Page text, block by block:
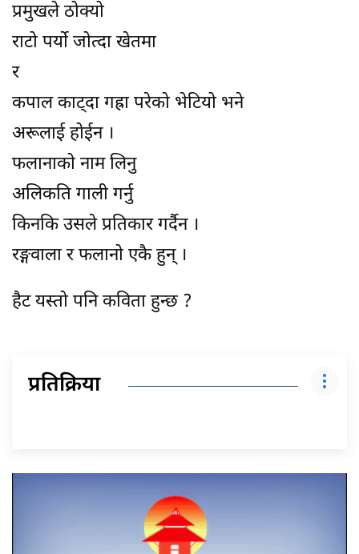
प्रमुखले ठोक्यो
राटो पर्यो जोत्दा खेतमा
र
कपाल काट्दा गह्रा परेको भेटियो भने
अरूलाई होईन ।
फलानाको नाम लिनु
अलिकति गाली गर्नु
किनकि उसले प्रतिकार गर्दैन ।
रङ्गवाला र फलानो एकै हुन् ।
हैट यस्तो पनि कविता हुन्छ ?
प्रतिक्रिया